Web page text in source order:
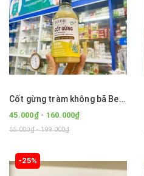
Cốt gừng tràm không bã Bekids Baby Care dùng cho tắm và ngâm chân nắp bật
45.000₫- 160.000₫
55.000₫ - 199.000₫
-25%